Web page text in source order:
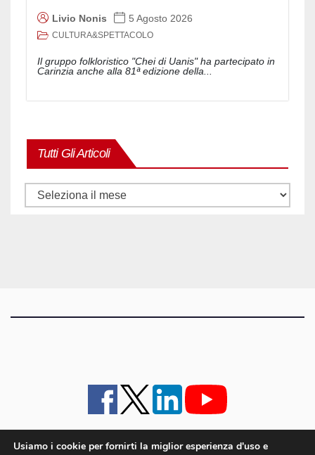
Livio Nonis 5 Agosto 2026
CULTURA&SPETTACOLO
Il gruppo folkloristico "Chei di Uanis" ha partecipato in
Carinzia anche alla 81ª edizione della...
Tutti Gli Articoli
Tutti
Usiamo i cookie per fornirti la miglior esperienza d'uso e